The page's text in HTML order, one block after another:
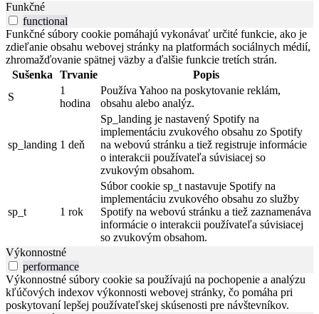
Funkčné
functional
Funkčné súbory cookie pomáhajú vykonávať určité funkcie, ako je
zdieľanie obsahu webovej stránky na platformách sociálnych médií,
zhromažďovanie spätnej väzby a ďalšie funkcie tretích strán.
Sušenka
Trvanie
Popis
S
1
hodina
Používa Yahoo na poskytovanie reklám,
obsahu alebo analýz.
sp_landing 1 deň
Sp_landing je nastavený Spotify na
implementáciu zvukového obsahu zo Spotify
na webovú stránku a tiež registruje informácie
o interakcii používateľa súvisiacej so
zvukovým obsahom.
sp_t 1 rok
Súbor cookie sp_t nastavuje Spotify na
implementáciu zvukového obsahu zo služby
Spotify na webovú stránku a tiež zaznamenáva
informácie o interakcii používateľa súvisiacej
so zvukovým obsahom.
Výkonnostné
performance
Výkonnostné súbory cookie sa používajú na pochopenie a analýzu
kľúčových indexov výkonnosti webovej stránky, čo pomáha pri
poskytovaní lepšej používateľskej skúsenosti pre návštevníkov.